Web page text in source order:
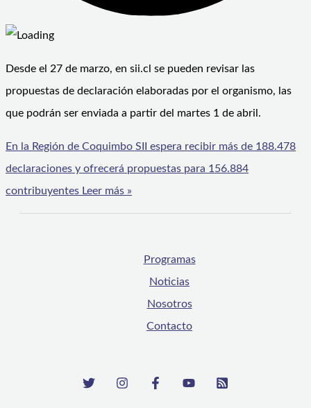
Desde el 27 de marzo, en sii.cl se pueden revisar las
propuestas de declaración elaboradas por el organismo, las
que podrán ser enviada a partir del martes 1 de abril.
En la Región de Coquimbo SII espera recibir más de 188.478
declaraciones y ofrecerá propuestas para 156.884
contribuyentes Leer más »
Programas
Noticias
Nosotros
Contacto